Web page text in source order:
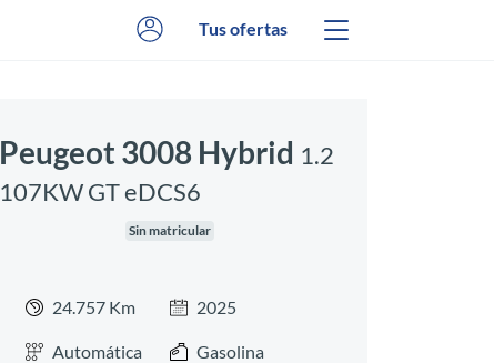
Tus ofertas
Peugeot 3008 Hybrid 1.2
107KW GT eDCS6
Sin matricular
24.757 Km 2025
Automática Gasolina